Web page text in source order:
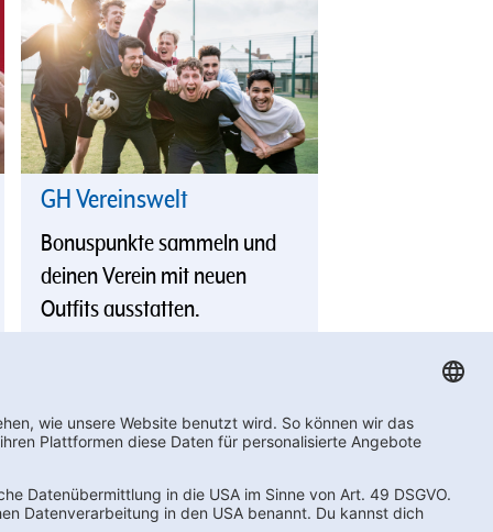
GH Vereinswelt
Bonuspunkte sammeln und
deinen Verein mit neuen
Outfits ausstatten.